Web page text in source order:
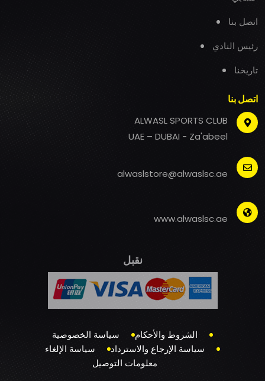
اتصل بنا
رئيس النادي
تاريخنا
اتصل بنا
ALWASL SPORTS CLUB
UAE – DUBAI - Za'abeel
alwaslstore@alwaslsc.ae
www.alwaslsc.ae
نقبل
الشروط والأحكام
سياسة الخصوصية
سياسة الإرجاع والاسترداد
سياسة الإلغاء
معلومات التوصيل